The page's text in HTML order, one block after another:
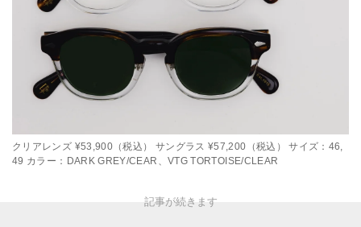
クリアレンズ ¥53,900（税込） サングラス ¥57,200（税込） サイズ：46,
49 カラー：DARK GREY/CEAR、VTG TORTOISE/CLEAR